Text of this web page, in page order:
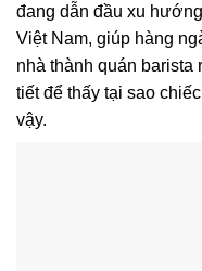
đang dẫn đầu xu hướng
Việt Nam, giúp hàng
nhà thành quán barista
tiết để thấy tại sao
vậy.